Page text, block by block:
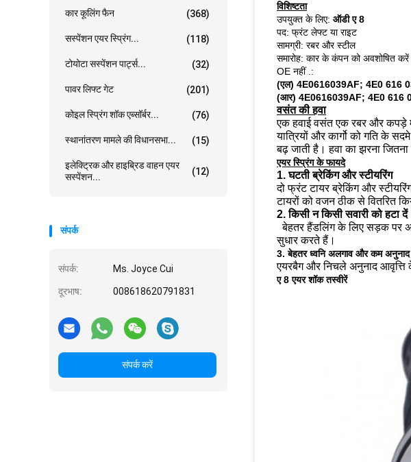
कार कूलिंग फैन (368)
सस्पेंशन एयर स्प्रिंग... (118)
टोयोटा सस्पेंशन पार्ट्स... (32)
पावर लिफ्ट गेट (201)
कोइल स्प्रिंग शॉक एब्सॉर्बर... (76)
स्थानांतरण मामले की विधानसभा... (15)
इलेक्ट्रिक और हाइब्रिड वाहन एयर
सस्पेंशन...
(12)
संपर्क
संपर्क: Ms. Joyce Cui
दूरभाष: 008618620791831
संपर्क करें
विशिष्टता
उपयुक्त के लिए: ऑडी ए 8
पद: फ्रंट लेफ्ट या राइट
सामग्री: रबर और स्टील
समारोह: कार के कंपन को अवशोषित
OE नहीं .:
(एल) 4E0616039AF; 4E0 616
(आर) 4E0616039AF; 4E0 616
वसंत की हवा
एक हवाई वसंत एक रबर और कपड़े
यात्रियों और कार्गो को गति के
बढ़ जाती है। हवा का झरना
एयर स्प्रिंग के फायदे
1. घटती ब्रेकिंग और स्टीयरिंग
दो फ्रंट टायर ब्रेकिंग और
टायरों को वजन ठीक से वितरित
2. किसी न किसी सवारी को हटा दें
बेहतर हैंडलिंग के लिए सड़क पर
सुधार करते हैं।
3. बेहतर ध्वनि अलगाव और कम अनुनाद
एयरबैग और निचले अनुनाद आवृत्ति
ए 8 एयर शॉक तस्वीरें